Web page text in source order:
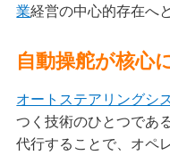
業経営の中心的存在へ
自動操舵が核心
オートステアリングシ
つく技術のひとつであ
代行することで、オペ